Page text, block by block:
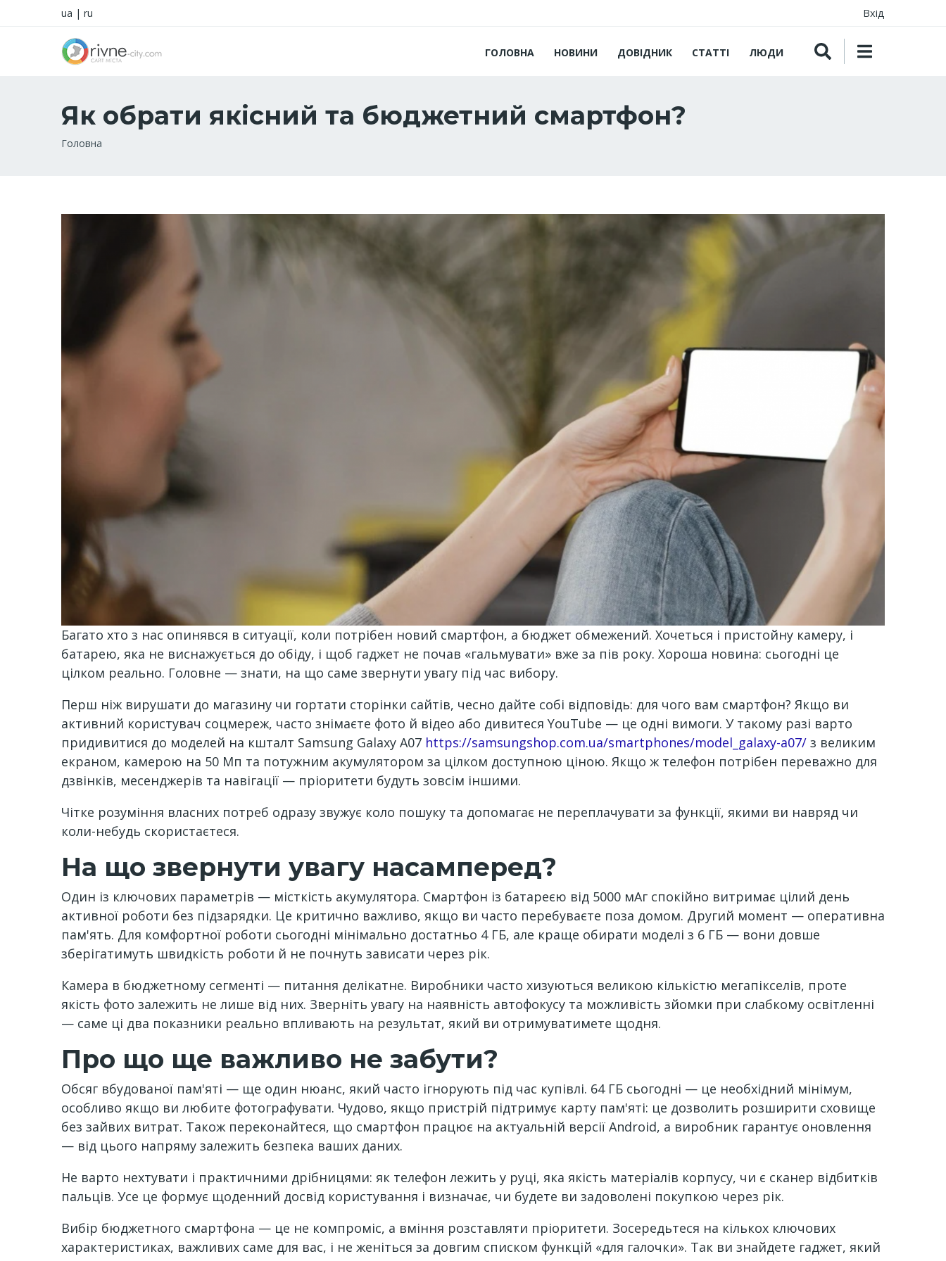
ua | ru Вхід
ГОЛОВНА НОВИНИ ДОВІДНИК СТАТТІ ЛЮДИ
Як обрати якісний та бюджетний смартфон?
Рядок
Головна
Багато хто з нас опинявся в ситуації, коли потрібен новий смартфон, а бюджет обмежений. Хочеться і пристойну камеру, і
батарею, яка не виснажується до обіду, і щоб гаджет не почав «гальмувати» вже за пів року. Хороша новина: сьогодні це
цілком реально. Головне — знати, на що саме звернути увагу під час вибору.
Перш ніж вирушати до магазину чи гортати сторінки сайтів, чесно дайте собі відповідь: для чого вам смартфон? Якщо ви
активний користувач соцмереж, часто знімаєте фото й відео або дивитеся YouTube — це одні вимоги. У такому разі варто
придивитися до моделей на кшталт Samsung Galaxy A07 https://samsungshop.com.ua/smartphones/model_galaxy-a07/ з великим
екраном, камерою на 50 Мп та потужним акумулятором за цілком доступною ціною. Якщо ж телефон потрібен переважно для
дзвінків, месенджерів та навігації — пріоритети будуть зовсім іншими.
Чітке розуміння власних потреб одразу звужує коло пошуку та допомагає не переплачувати за функції, якими ви навряд чи
коли-небудь скористаєтеся.
На що звернути увагу насамперед?
Один із ключових параметрів — місткість акумулятора. Смартфон із батареєю від 5000 мАг спокійно витримає цілий день
активної роботи без підзарядки. Це критично важливо, якщо ви часто перебуваєте поза домом. Другий момент — оперативна
пам'ять. Для комфортної роботи сьогодні мінімально достатньо 4 ГБ, але краще обирати моделі з 6 ГБ — вони довше
зберігатимуть швидкість роботи й не почнуть зависати через рік.
Камера в бюджетному сегменті — питання делікатне. Виробники часто хизуються великою кількістю мегапікселів, проте
якість фото залежить не лише від них. Зверніть увагу на наявність автофокусу та можливість зйомки при слабкому освітленні
— саме ці два показники реально впливають на результат, який ви отримуватимете щодня.
Про що ще важливо не забути?
Обсяг вбудованої пам'яті — ще один нюанс, який часто ігнорують під час купівлі. 64 ГБ сьогодні — це необхідний мінімум,
особливо якщо ви любите фотографувати. Чудово, якщо пристрій підтримує карту пам'яті: це дозволить розширити сховище
без зайвих витрат. Також переконайтеся, що смартфон працює на актуальній версії Android, а виробник гарантує оновлення
— від цього напряму залежить безпека ваших даних.
Не варто нехтувати і практичними дрібницями: як телефон лежить у руці, яка якість матеріалів корпусу, чи є сканер відбитків
пальців. Усе це формує щоденний досвід користування і визначає, чи будете ви задоволені покупкою через рік.
Вибір бюджетного смартфона — це не компроміс, а вміння розставляти пріоритети. Зосередьтеся на кількох ключових
характеристиках, важливих саме для вас, і не женіться за довгим списком функцій «для галочки». Так ви знайдете гаджет, який